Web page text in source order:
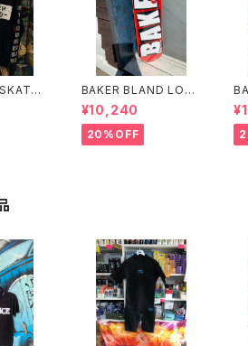
BL
PAR
スケー
ックド
BAKER BLAND LOG
O PURPLE DECK 8.0
ベイカー ブランド
ロゴ パープル デッ
キ 8インチ スケートボ
¥10,240
20%OFF
O
イ
イ